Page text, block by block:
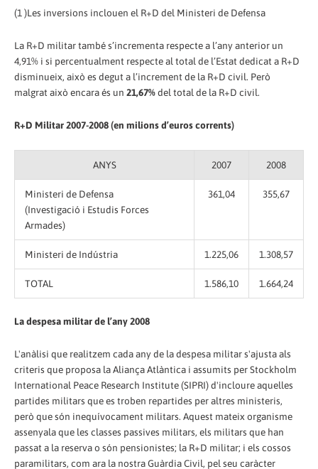
(1 )Les inversions inclouen el R+D del Ministeri de Defensa
La R+D militar també s’incrementa respecte a l’any anterior un
4,91% i si percentualment respecte al total de l’Estat dedicat a R+D
disminueix, això es degut a l’increment de la R+D civil. Però
malgrat això encara és un 21,67%del total de la R+D civil.
R+D Militar 2007-2008 (en milions d’euros corrents)
ANYS 2007 2008
Ministeri de Defensa
(Investigació i Estudis Forces
Armades)
361,04 355,67
Ministeri de Indústria 1.225,06 1.308,57
TOTAL 1.586,10 1.664,24
La despesa militar de l’any 2008
L'anàlisi que realitzem cada any de la despesa militar s'ajusta als
criteris que proposa la Aliança Atlàntica i assumits per Stockholm
International Peace Research Institute (SIPRI) d'incloure aquelles
partides militars que es troben repartides per altres ministeris,
però que són inequívocament militars. Aquest mateix organisme
assenyala que les classes passives militars, els militars que han
passat a la reserva o són pensionistes; la R+D militar; i els cossos
paramilitars, com ara la nostra Guàrdia Civil, pel seu caràcter